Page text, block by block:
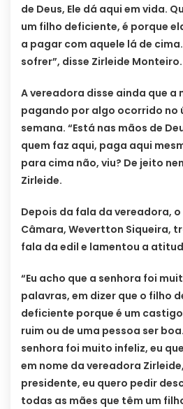
de Deus, Ele dá aqui em vida.
um filho deficiente, é porque
a pagar com aquele lá de
sofrer”, disse Zirleide Monteiro.
A vereadora disse ainda que a
pagando por algo ocorrido no
semana. “Está nas mãos de
quem faz aqui, paga aqui
para cima não, viu? De jeito
Zirleide.
Depois da fala da vereadora,
Câmara, Wevertton Siqueira,
fala da edil e lamentou a
“Eu acho que a senhora foi
palavras, em dizer que o filho
deficiente porque é um
ruim ou de uma pessoa ser
senhora foi muito infeliz, eu
em nome da vereadora
presidente, eu quero pedir
todas as mães que têm um